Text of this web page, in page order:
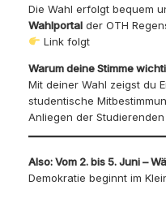
Die Wahl erfolgt bequem
Wahlportal der OTH
Link folgt
Warum deine Stimme
Mit deiner Wahl zeigst du
studentische
Anliegen der
Also: Vom 2. bis 5. Juni –
Demokratie beginnt im